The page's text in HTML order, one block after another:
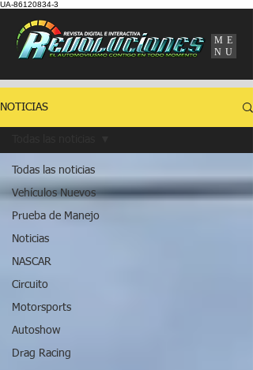
UA-86120834-3
ME
NU
NOTICIAS
Todas las noticias
Vehículos Nuevos
Prueba de Manejo
Noticias
NASCAR
Circuito
Motorsports
Autoshow
Drag Racing